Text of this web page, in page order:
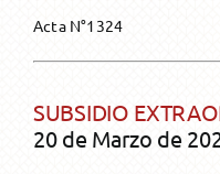
NOVEDADES
Acta N°1324
SUBSIDIO
20 de Marzo de